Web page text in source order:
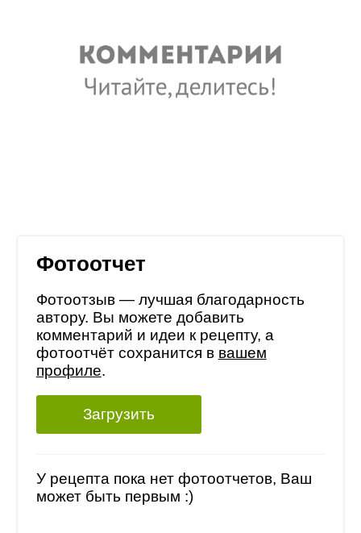
Фотоотчет
Фотоотзыв — лучшая благодарность
автору. Вы можете добавить
комментарий и идеи к рецепту, а
фотоотчёт сохранится в вашем
профиле.
Загрузить
У рецепта пока нет фотоотчетов, Ваш
может быть первым :)